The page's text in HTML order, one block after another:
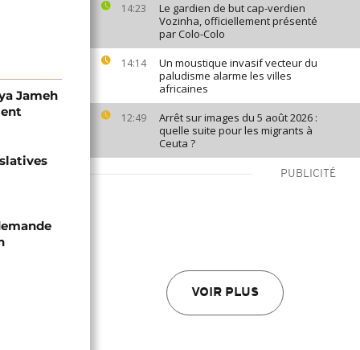
14:23
Le gardien de but cap-verdien
Vozinha, officiellement présenté
par Colo-Colo
14:14
Un moustique invasif vecteur du
paludisme alarme les villes
africaines
12:49
Arrêt sur images du 5 août 2026 :
quelle suite pour les migrants à
Ceuta ?
PUBLICITÉ
VOIR PLUS
Jameh